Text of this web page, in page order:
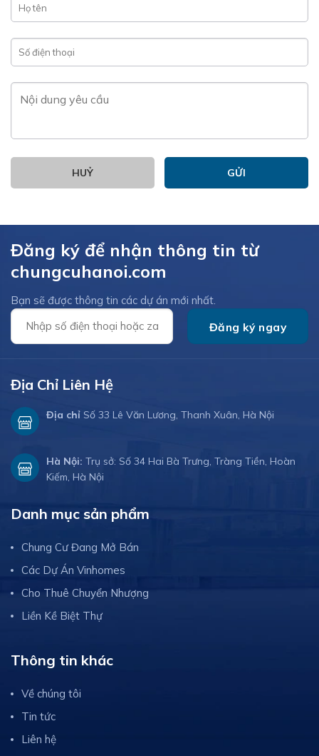
HUỶ
Đăng ký để nhận thông tin từ
chungcuhanoi.com
Bạn sẽ được thông tin các dự án mới nhất.
Địa Chỉ Liên Hệ
Địa chỉ Số 33 Lê Văn Lương, Thanh Xuân, Hà Nội
Hà Nội: Trụ sở: Số 34 Hai Bà Trưng, Tràng Tiền, Hoàn
Kiếm, Hà Nội
Danh mục sản phẩm
Chung Cư Đang Mở Bán
Các Dự Án Vinhomes
Cho Thuê Chuyển Nhượng
Liền Kề Biệt Thự
Thông tin khác
Về chúng tôi
Tin tức
Liên hệ